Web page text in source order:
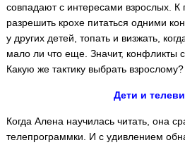
совпадают с интересами взрослых. К
разрешить крохе питаться одними
у других детей, топать и визжать,
мало ли что еще. Значит, конфликты
Какую же тактику выбрать взрослому?
Дети и
Когда Алена научилась читать, она
телепрограммки. И с удивлением